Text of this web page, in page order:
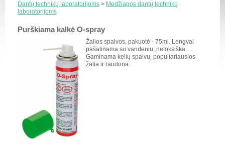
Dantų technikų laboratorijoms > Medžiagos dantų technikų
laboratorijoms
Purškiama kalkė O-spray
Žalios spalvos, pakuotė - 75ml. Lengvai
pašalinama su vandeniu, netoksiška.
Gaminama kelių spalvų, populiariausios
žalia ir raudona.